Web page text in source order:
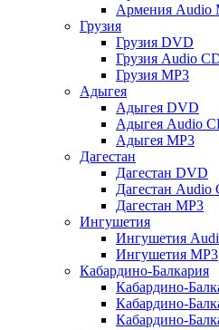
Армения Audio
Грузия
Грузия DVD
Грузия Audio
Грузия MP3
Адыгея
Адыгея DVD
Адыгея Audio
Адыгея MP3
Дагестан
Дагестан DVD
Дагестан Audio
Дагестан MP3
Ингушетия
Ингушетия
Ингушетия MP3
Кабардино-Балкария
Кабардино-
Кабардино-
Кабардино-